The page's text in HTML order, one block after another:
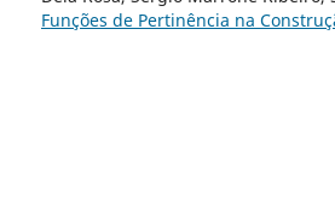
Funções de Pertinência na